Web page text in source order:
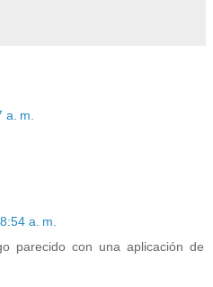
m.
a. m.
parecido con una aplicación de